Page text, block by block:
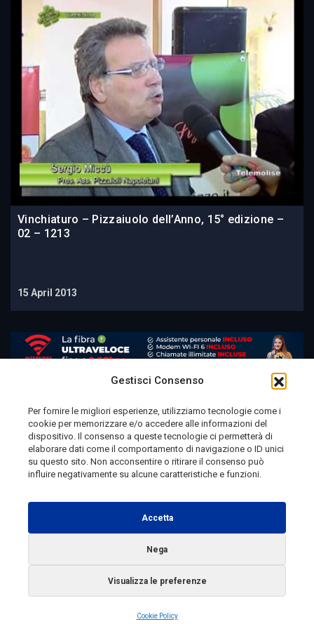
Gestisci Consenso
Per fornire le migliori esperienze, utilizziamo tecnologie come i
cookie per memorizzare e/o accedere alle informazioni del
dispositivo. Il consenso a queste tecnologie ci permetterà di
elaborare dati come il comportamento di navigazione o ID unici
su questo sito. Non acconsentire o ritirare il consenso può
influire negativamente su alcune caratteristiche e funzioni.
Accetta
Nega
Visualizza le preferenze
Cookie Policy
Vinchiaturo – Pizzaiuolo dell’Anno, 15° edizione –
02 – 1213
15 April 2013
Telemolise - reg. Tribunale di Campobasso n. 133 del
10/08/1982 - Direttore Responsabile:MANUELA
PETESCIA
Campobasso n. 224 del 4/5/1996 - Direttore Responsabile:
Radio Tele Molise s.r.l. - P.IVA 00213640709
Copyright 2025 Telemolise - Tutti i diritti riservati